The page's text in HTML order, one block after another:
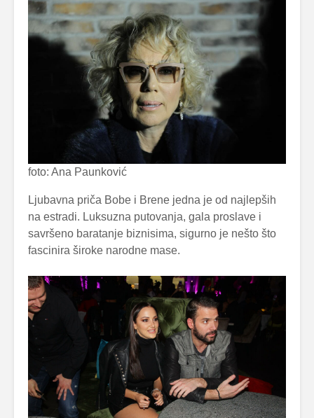
foto: Ana Paunković
Ljubavna priča Bobe i Brene jedna je od najlepših
na estradi. Luksuzna putovanja, gala proslave i
savršeno baratanje biznisima, sigurno je nešto što
fascinira široke narodne mase.